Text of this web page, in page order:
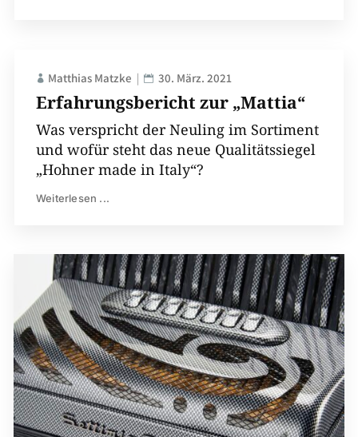
Erfahrungsbericht zur „Mattia“
Matthias Matzke 30. März. 2021
Was verspricht der Neuling im Sortiment
und wofür steht das neue Qualitätssiegel
„Hohner made in Italy“?
Weiterlesen ...